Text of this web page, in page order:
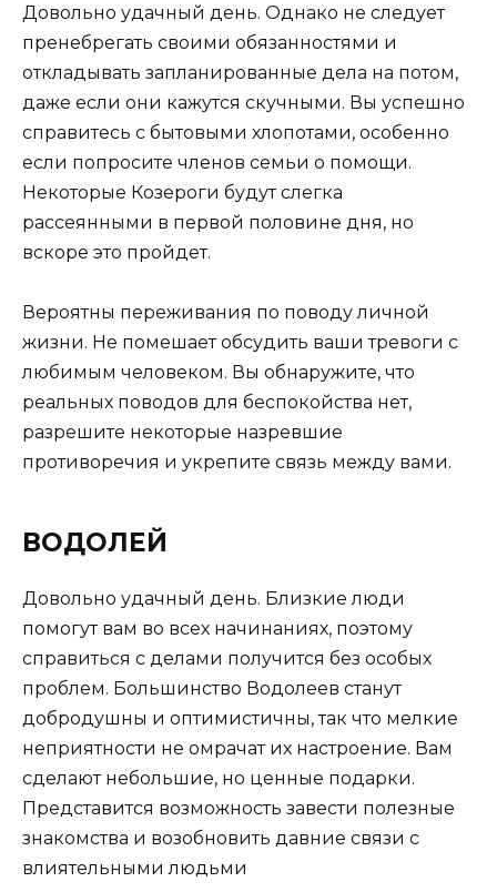
Довольно удачный день. Однако не следует
пренебрегать своими обязанностями и
откладывать запланированные дела на потом,
даже если они кажутся скучными. Вы успешно
справитесь с бытовыми хлопотами, особенно
если попросите членов семьи о помощи.
Некоторые Козероги будут слегка
рассеянными в первой половине дня, но
вскоре это пройдет.
Вероятны переживания по поводу личной
жизни. Не помешает обсудить ваши тревоги с
любимым человеком. Вы обнаружите, что
реальных поводов для беспокойства нет,
разрешите некоторые назревшие
противоречия и укрепите связь между вами.
ВОДОЛЕЙ
Довольно удачный день. Близкие люди
помогут вам во всех начинаниях, поэтому
справиться с делами получится без особых
проблем. Большинство Водолеев станут
добродушны и оптимистичны, так что мелкие
неприятности не омрачат их настроение. Вам
сделают небольшие, но ценные подарки.
Представится возможность завести полезные
знакомства и возобновить давние связи с
влиятельными людьми